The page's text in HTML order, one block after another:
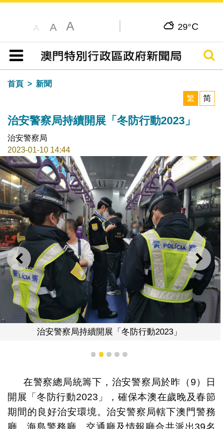
A A A 29°C
目錄
搜尋
首頁
新聞
繁
简
治安警察局持續開展「冬防行動2023」
治安警察局
2023-01-10 14:44
上一則 下一
治安警察局持續開展「冬防行動2023」
1 2 3 4 5
在警察總局統籌下，治安警察局於昨（9）日
開展「冬防行動2023」，確保本澳在歲晚及春節
期間的良好治安環境。治安警察局轄下澳門警務